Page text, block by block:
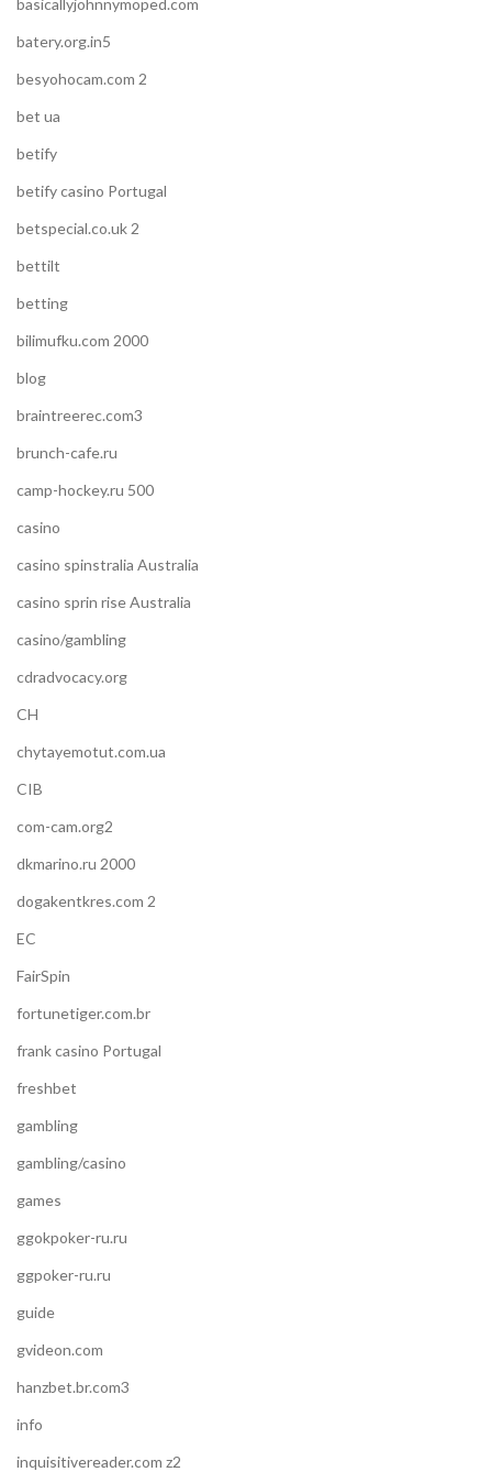
basicallyjohnnymoped.com
batery.org.in5
besyohocam.com 2
bet ua
betify
betify casino Portugal
betspecial.co.uk 2
bettilt
betting
bilimufku.com 2000
blog
braintreerec.com3
brunch-cafe.ru
camp-hockey.ru 500
casino
casino spinstralia Australia
casino sprin rise Australia
casino/gambling
cdradvocacy.org
CH
chytayemotut.com.ua
CIB
com-cam.org2
dkmarino.ru 2000
dogakentkres.com 2
EC
FairSpin
fortunetiger.com.br
frank casino Portugal
freshbet
gambling
gambling/casino
games
ggokpoker-ru.ru
ggpoker-ru.ru
guide
gvideon.com
hanzbet.br.com3
info
inquisitivereader.com z2